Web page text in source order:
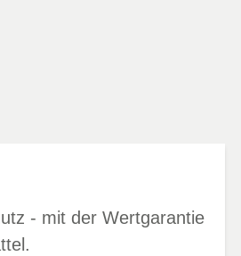
- mit der Wertgarantie